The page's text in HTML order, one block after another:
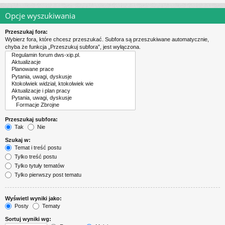
Opcje wyszukiwania
Przeszukaj fora:
Wybierz fora, które chcesz przeszukać. Subfora są przeszukiwane automatycznie,
chyba że funkcja „Przeszukuj subfora”, jest wyłączona.
Przeszukaj subfora:
Tak
Nie
Szukaj w:
Temat i treść postu
Tylko treść postu
Tylko tytuły tematów
Tylko pierwszy post tematu
Wyświetl wyniki jako:
Posty
Tematy
Sortuj wyniki wg: